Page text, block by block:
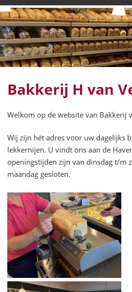
Bakkerij H van
Welkom op de website van Bakkerij
Wij zijn hét adres voor uw dagelijks
lekkernijen. U vindt ons aan de
openingstijden zijn van dinsdag t/m
maandag gesloten.